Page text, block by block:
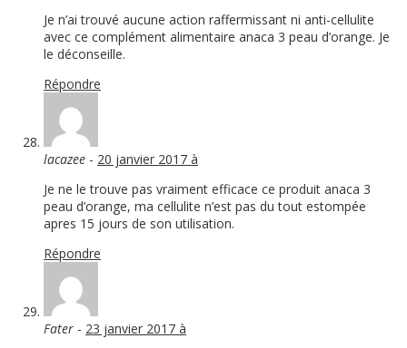
Je n’ai trouvé aucune action raffermissant ni anti-cellulite
avec ce complément alimentaire anaca 3 peau d’orange. Je
le déconseille.
Répondre
lacazee - 20 janvier 2017 à
Je ne le trouve pas vraiment efficace ce produit anaca 3
peau d’orange, ma cellulite n’est pas du tout estompée
apres 15 jours de son utilisation.
Répondre
Fater - 23 janvier 2017 à